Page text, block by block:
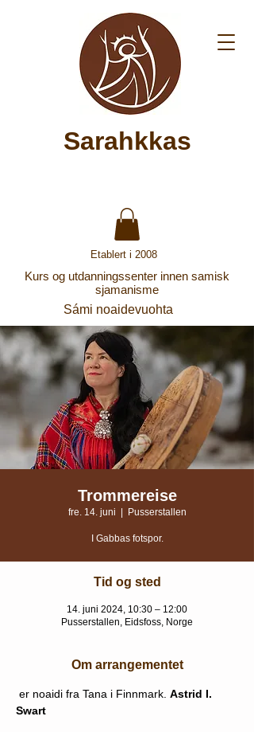
Sarahkkas
Kurs og utdanningssenter innen samisk
sjamanisme
Etablert i 2008
Sámi noaidevuohta
Trommereise
fre. 14. juni
  |
Pusserstallen
I Gabbas fotspor.
Tid og sted
14. juni 2024, 10:30 – 12:00
Pusserstallen, Eidsfoss, Norge
Om arrangementet
er noaidi fra Tana i Finnmark. Astrid I.
Swart